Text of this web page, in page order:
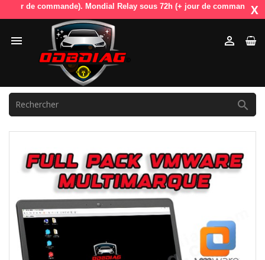
de commande). Mondial Relay sous 72h (+ jour de commande).X
 
